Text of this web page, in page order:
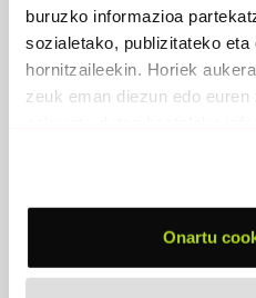
buruzko informazioa
sozialetako, publizitateko
hornitzaileekin. Horiek
zeuk eman diezun edo
Onartu
EROSI